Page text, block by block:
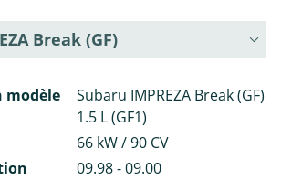
Break (GF)
modèle
Subaru IMPREZA Break (GF)
1.5 L (GF1)
66 kW / 90 CV
09.98 - 09.00